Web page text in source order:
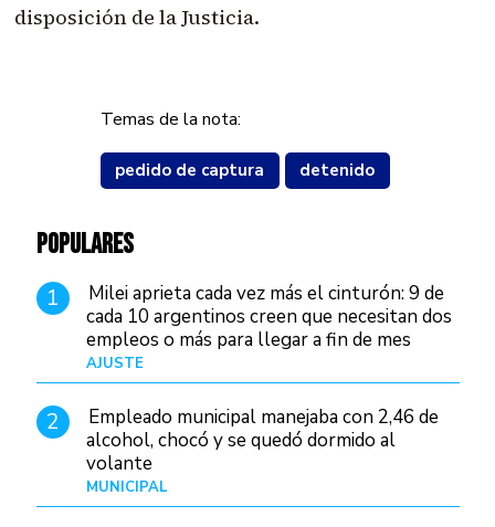
disposición de la Justicia.
Temas de la nota:
pedido de captura detenido
POPULARES
1
Milei aprieta cada vez más el cinturón: 9 de
cada 10 argentinos creen que necesitan dos
empleos o más para llegar a fin de mes
AJUSTE
2
Empleado municipal manejaba con 2,46 de
alcohol, chocó y se quedó dormido al
volante
MUNICIPAL